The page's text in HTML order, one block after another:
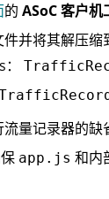
的 ASoC客户机
并将其解压缩
量记录器的缺
app.js 和内